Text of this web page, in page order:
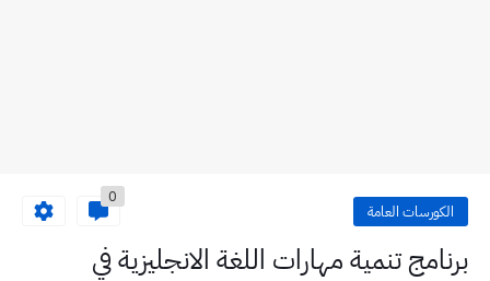
الكورسات العامة
0
برنامج تنمية مهارات اللغة الانجليزية في